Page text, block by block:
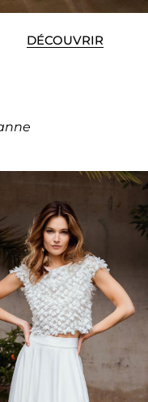
DÉCOUVRIR